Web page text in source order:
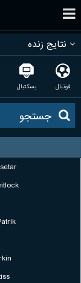
نتایج زنده
فوتبال بسکتبال